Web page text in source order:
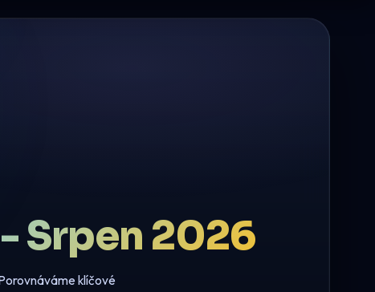
Srpen 2026
klíčové